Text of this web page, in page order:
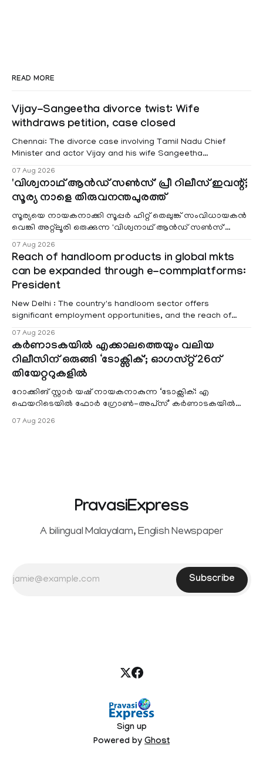
READ MORE
Vijay-Sangeetha divorce twist: Wife
withdraws petition, case closed
Chennai: The divorce case involving Tamil Nadu Chief
Minister and actor Vijay and his wife Sangeetha
Sowrnalingam has taken a new turn after Sangeetha
reportedly withdrew the divorce petition she had filed
seeking separation from Vijay. Following the withdrawal of
the petition,
07 Aug 2026
'വിശ്വനാഥ് ആൻഡ് സൺസ്' പ്രീ റിലീസ് ഇവന്റ്;
സൂര്യ നാളെ തിരുവനന്തപുരത്ത്
സൂര്യയെ നായകനാക്കി സൂപ്പർ ഹിറ്റ് തെലുങ്ക് സംവിധായകൻ
വെങ്കി അറ്റ്ലൂരി ഒരുക്കുന്ന 'വിശ്വനാഥ് ആൻഡ് സൺസ്'
07 Aug 2026
Reach of handloom products in global mkts
can be expanded through e-commplatforms:
President
New Delhi : The country's handloom sector offers
significant employment opportunities, and the reach of
e-commerce platforms, President Droupadi Murmu said on
Friday. Speaking at the 12th National Handloom Day
celebrations here, she said about 35 lakh people are
07 Aug 2026
കർണാടകയിൽ എക്കാലത്തെയും വലിയ
റിലീസിന് ഒരുങ്ങി ‘ടോക്സിക്'; ഓഗസ്റ്റ് 26ന്
തിയേറ്ററുകളിൽ
റോക്കിങ് സ്റ്റാർ യഷ് നായകനാകുന്ന ‘ടോക്സിക്: എ
ഫെയറിടെയിൽ ഫോർ ഗ്രോൺ-അപ്‌സ്’ കർണാടകയിൽ
07 Aug 2026
PravasiExpress
A bilingual Malayalam, English Newspaper
Subscribe
Sign up
Powered by Ghost